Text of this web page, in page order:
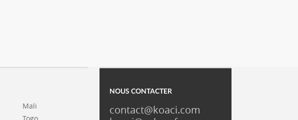
Mali
NOUS CONTACTER
contact@koaci.com